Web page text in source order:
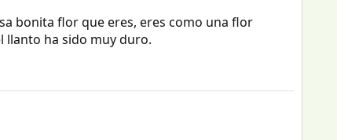
bonita flor que eres, eres como una flor
llanto ha sido muy duro.